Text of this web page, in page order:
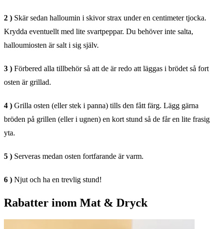
2 ) Skär sedan halloumin i skivor strax under en centimeter tjocka.
Krydda eventuellt med lite svartpeppar. Du behöver inte salta,
halloumiosten är salt i sig själv.
3 ) Förbered alla tillbehör så att de är redo att läggas i brödet så fort
osten är grillad.
4 ) Grilla osten (eller stek i panna) tills den fått färg. Lägg gärna
bröden på grillen (eller i ugnen) en kort stund så de får en lite frasig
yta.
5 ) Serveras medan osten fortfarande är varm.
6 ) Njut och ha en trevlig stund!
Rabatter inom Mat & Dryck